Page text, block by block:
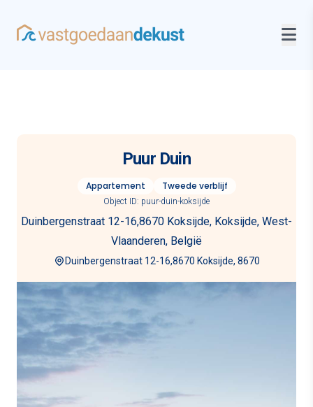
Puur Duin
Appartement Tweede verblijf
Object ID: puur-duin-koksijde
Duinbergenstraat 12-16,8670 Koksijde, Koksijde, West-
Vlaanderen, België
Duinbergenstraat 12-16,8670 Koksijde, 8670